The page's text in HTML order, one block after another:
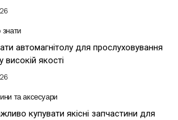
знати
автомагнітолу для прослуховування
високій якості
та аксесуари
купувати якісні запчастини для